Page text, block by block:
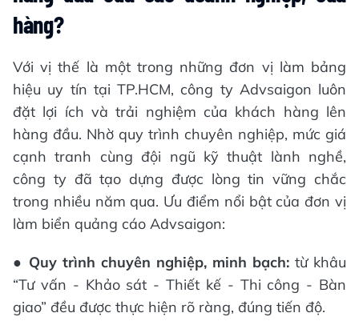
hàng?
Với vị thế là một trong những đơn vị làm bảng
hiệu uy tín tại TP.HCM, công ty Advsaigon luôn
đặt lợi ích và trải nghiệm của khách hàng lên
hàng đầu. Nhờ quy trình chuyên nghiệp, mức giá
cạnh tranh cùng đội ngũ kỹ thuật lành nghề,
công ty đã tạo dựng được lòng tin vững chắc
trong nhiều năm qua. Ưu điểm nổi bật của đơn vị
làm biển quảng cáo Advsaigon:
● Quy trình chuyên nghiệp, minh bạch: từ khâu
“Tư vấn - Khảo sát - Thiết kế - Thi công - Bàn
giao” đều được thực hiện rõ ràng, đúng tiến độ.